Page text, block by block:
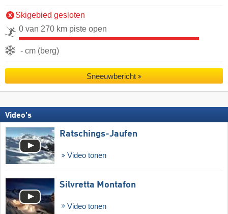
Skigebied gesloten
0 van 270 km piste open
- cm (berg)
Sneeuwbericht
Video's
Ratschings-Jaufen
Video tonen
Silvretta Montafon
Video tonen